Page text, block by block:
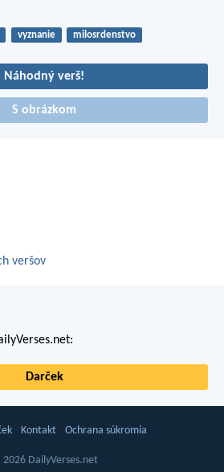
vyznanie milosrdenstvo
Náhodný verš!
S obrázkom
veršov
Darček
Kontakt Ochrana súkromia
DailyVerses.net